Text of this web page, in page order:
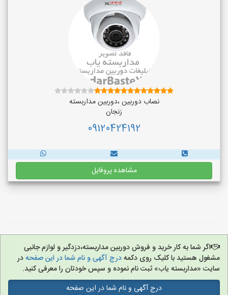
نصاب دوربین ،دوربین مداربسته
زنجان
09120424192
مشاهده پروفایل
اگر شما به کار خرید و فروش دوربین مداربسته،دزدگیر و لوازم جانبی
مشغول هستید با کلیک روی دکمهدرج آگهی و نام شما در این صفحهدر
سایت «مداربسته یاب» ثبت نام نموده و سپس خودتان را معرفی کنید.
درج آگهی و نام شما در این صفحه